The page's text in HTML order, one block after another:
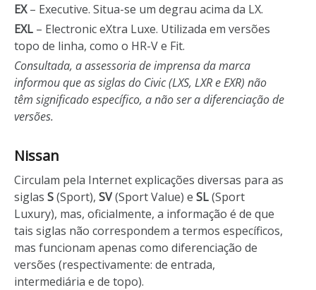
EX– Executive. Situa-se um degrau acima da LX.
EXL – Electronic eXtra Luxe. Utilizada em versões
topo de linha, como o HR-V e Fit.
Consultada, a assessoria de imprensa da marca
informou que as siglas do Civic (LXS, LXR e EXR) não
têm significado específico, a não ser a diferenciação de
versões.
Nissan
Circulam pela Internet explicações diversas para as
siglas S(Sport), SV(Sport Value) e SL(Sport
Luxury), mas, oficialmente, a informação é de que
tais siglas não correspondem a termos específicos,
mas funcionam apenas como diferenciação de
versões (respectivamente: de entrada,
intermediária e de topo).